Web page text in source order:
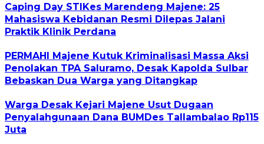
Caping Day STIKes Marendeng Majene: 25
Mahasiswa Kebidanan Resmi Dilepas Jalani
Praktik Klinik Perdana
PERMAHI Majene Kutuk Kriminalisasi Massa Aksi
Penolakan TPA Saluramo, Desak Kapolda Sulbar
Bebaskan Dua Warga yang Ditangkap
Warga Desak Kejari Majene Usut Dugaan
Penyalahgunaan Dana BUMDes Tallambalao Rp115
Juta